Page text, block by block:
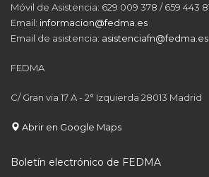
Móvil de Asistencia: 629 009 378 / 659 443
Email: informacion@fedma.es
Email de asistencia: asistenciafn@fedma.es
FEDMA
C/ Gran via 17 A - 2° Izquierda 28013 Madrid
Abrir en Google Maps
Boletín electrónico de FEDMA